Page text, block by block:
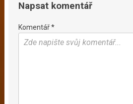
Napsat komentář
Komentář *